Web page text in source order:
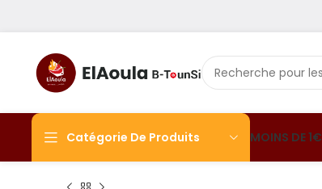
Catégorie De Produits MOINS DE 1€